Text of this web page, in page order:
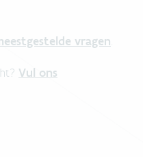
vragen.
Vul ons